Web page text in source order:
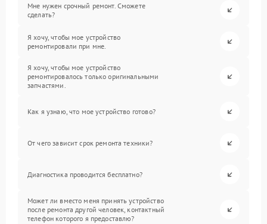
Мне нужен срочный ремонт. Сможете
сделать?
Я хочу, чтобы мое устройство
ремонтировали при мне.
Я хочу, чтобы мое устройство
ремонтировалось только оригинальными
запчастями.
Как я узнаю, что мое устройство готово?
От чего зависит срок ремонта техники?
Диагностика проводится бесплатно?
Может ли вместо меня принять устройство
после ремонта другой человек, контактный
телефон которого я предоставлю?